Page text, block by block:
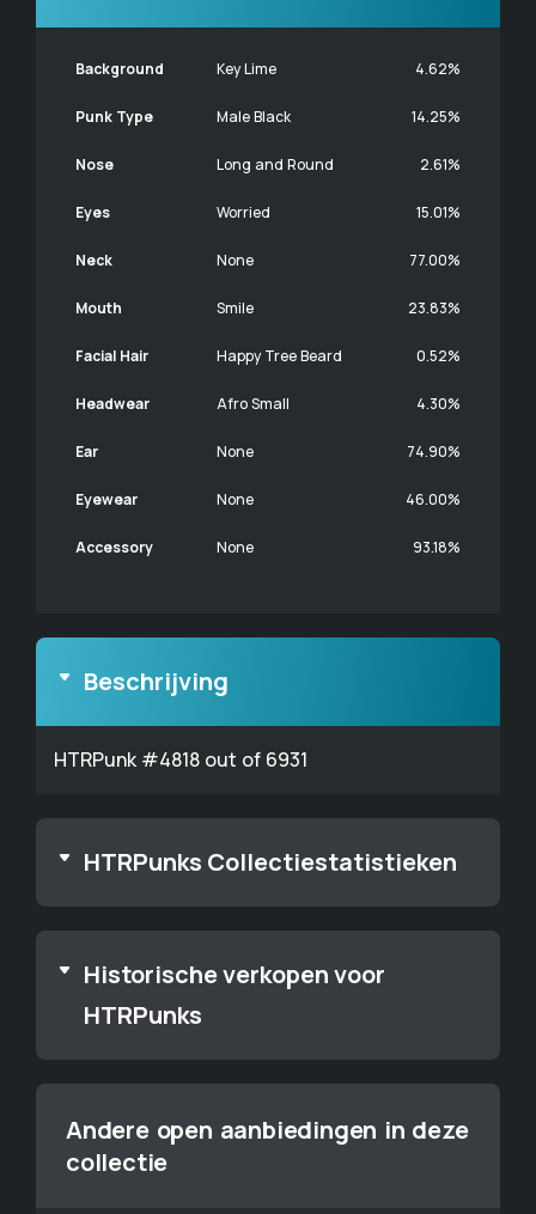
Background Key Lime 4.62%
Punk Type Male Black 14.25%
Nose Long and Round 2.61%
Eyes Worried 15.01%
Neck None 77.00%
Mouth Smile 23.83%
Facial Hair Happy Tree Beard 0.52%
Headwear Afro Small 4.30%
Ear None 74.90%
Eyewear None 46.00%
Accessory None 93.18%
Beschrijving
HTRPunk #4818 out of 6931
HTRPunks Collectiestatistieken
Historische verkopen voor
HTRPunks
Andere open aanbiedingen in deze
collectie